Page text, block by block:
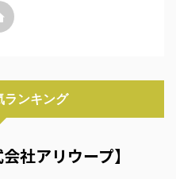
ランキング
社アリウープ】